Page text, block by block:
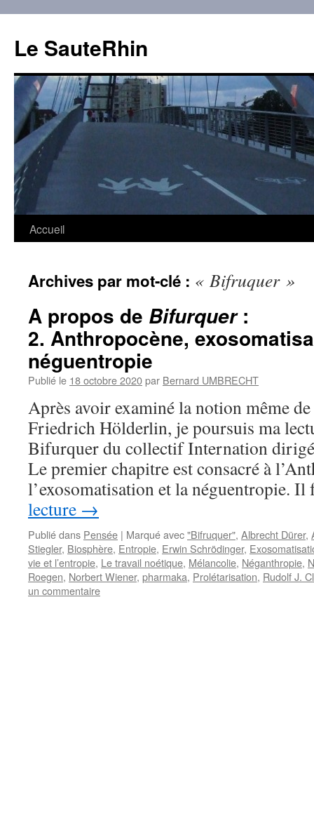
contenu
Le SauteRhin
Accueil
Archives par mot-clé : « Bifruquer »
A propos de Bifurquer:
2. Anthropocène,
néguentropie
Publié le 18 octobre 2020par Bernard UMBRECHT
Après avoir examiné la notion même
Friedrich Hölderlin, je poursuis ma
Bifurquer du collectif Internation
Le premier chapitre est consacré à
l’exosomatisation et la néguentropie.
lecture →
Publié dans Pensée | Marqué avec"Bifruquer", Albrecht Dürer,
Stiegler, Biosphère, Entropie, Erwin Schrödinger,
vie et l’entropie, Le travail noétique, Mélancolie, Néganthropie,
Roegen, Norbert Wiener, pharmaka, Prolétarisation, Rudolf J.
un commentaire